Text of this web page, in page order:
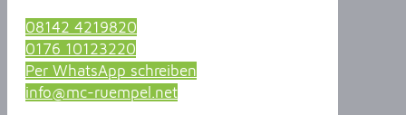
08142 4219820
0176 10123220
Per WhatsApp schreiben
info@mc-ruempel.net